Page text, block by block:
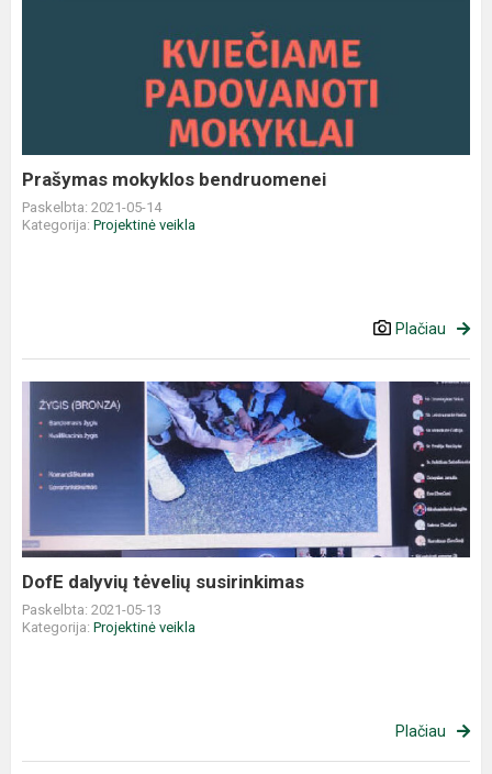
Prašymas mokyklos bendruomenei
Paskelbta: 2021-05-14
Kategorija: Projektinė veikla
Plačiau
DofE dalyvių tėvelių susirinkimas
Paskelbta: 2021-05-13
Kategorija: Projektinė veikla
Plačiau